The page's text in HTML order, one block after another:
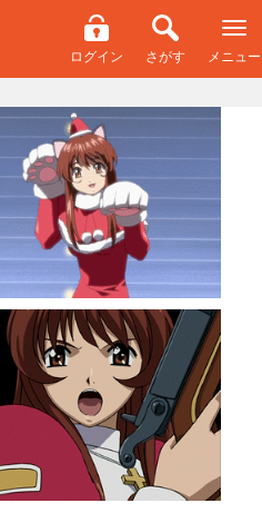
ログイン さがす メニュー